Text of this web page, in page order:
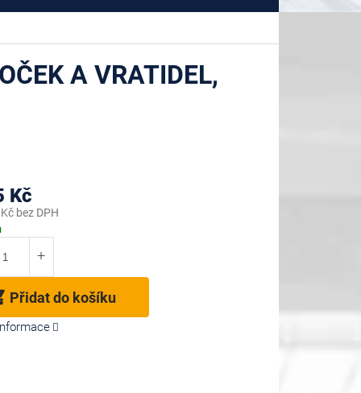
A VRATIDEL,
Kč
bez DPH
Přidat do košíku